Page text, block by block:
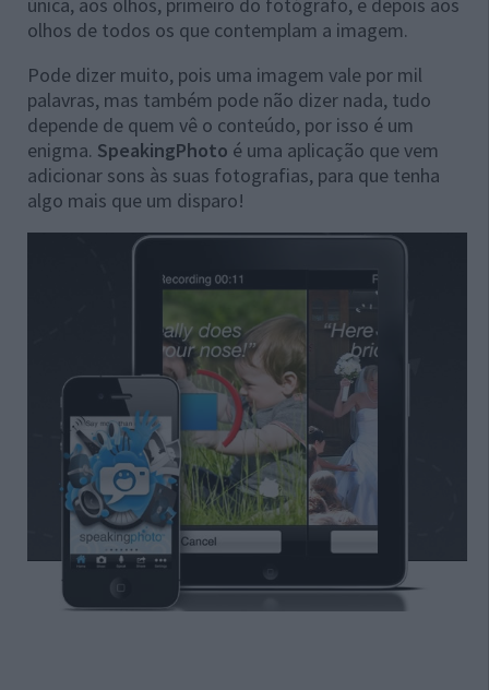
olhos de todos os que contemplam a imagem.
Pode dizer muito, pois uma imagem vale por mil
palavras, mas também pode não dizer nada, tudo
depende de quem vê o conteúdo, por isso é um
enigma. SpeakingPhoto é uma aplicação que vem
adicionar sons às suas fotografias, para que tenha
algo mais que um disparo!